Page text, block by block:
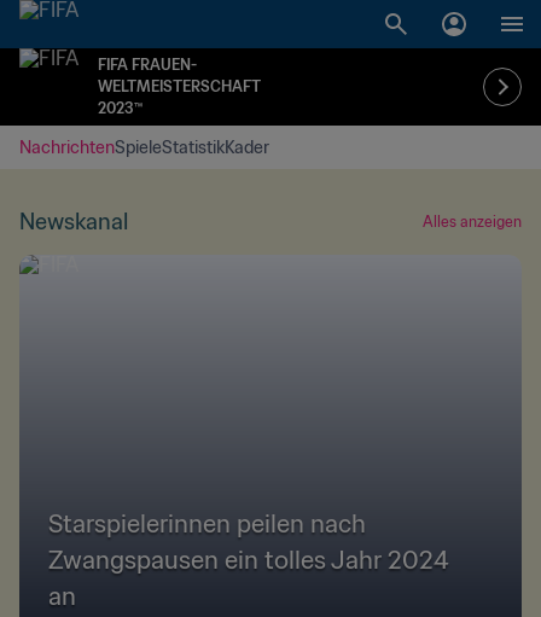
FIFA FRAUEN-
WELTMEISTERSCHAFT
2023™
NachrichtenSpieleStatistikKader
Newskanal Alles anzeigen
Starspielerinnen peilen nach
Zwangspausen ein tolles Jahr 2024
an